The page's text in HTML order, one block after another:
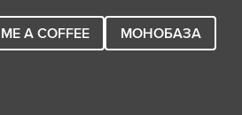
A COFFEE
МОНОБАЗА